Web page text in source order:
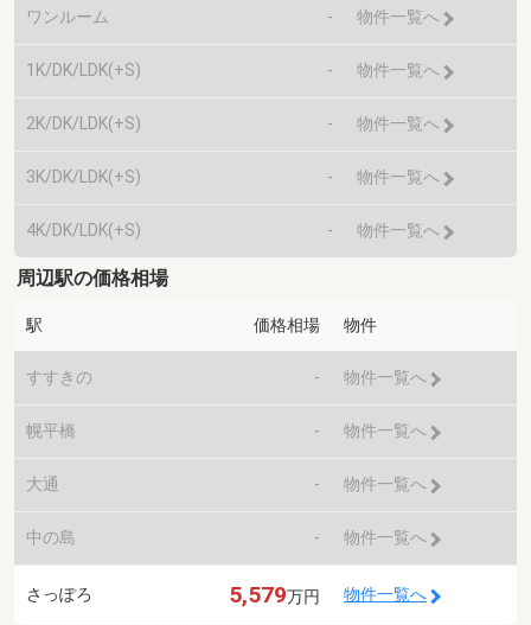
ワンルーム - 物件一覧へ
1K/DK/LDK(+S) - 物件一覧へ
2K/DK/LDK(+S) - 物件一覧へ
3K/DK/LDK(+S) - 物件一覧へ
4K/DK/LDK(+S) - 物件一覧へ
周辺駅の価格相場
駅 価格相場 物件
すすきの - 物件一覧へ
幌平橋 - 物件一覧へ
大通 - 物件一覧へ
中の島 - 物件一覧へ
さっぽろ 5,579万円 物件一覧へ